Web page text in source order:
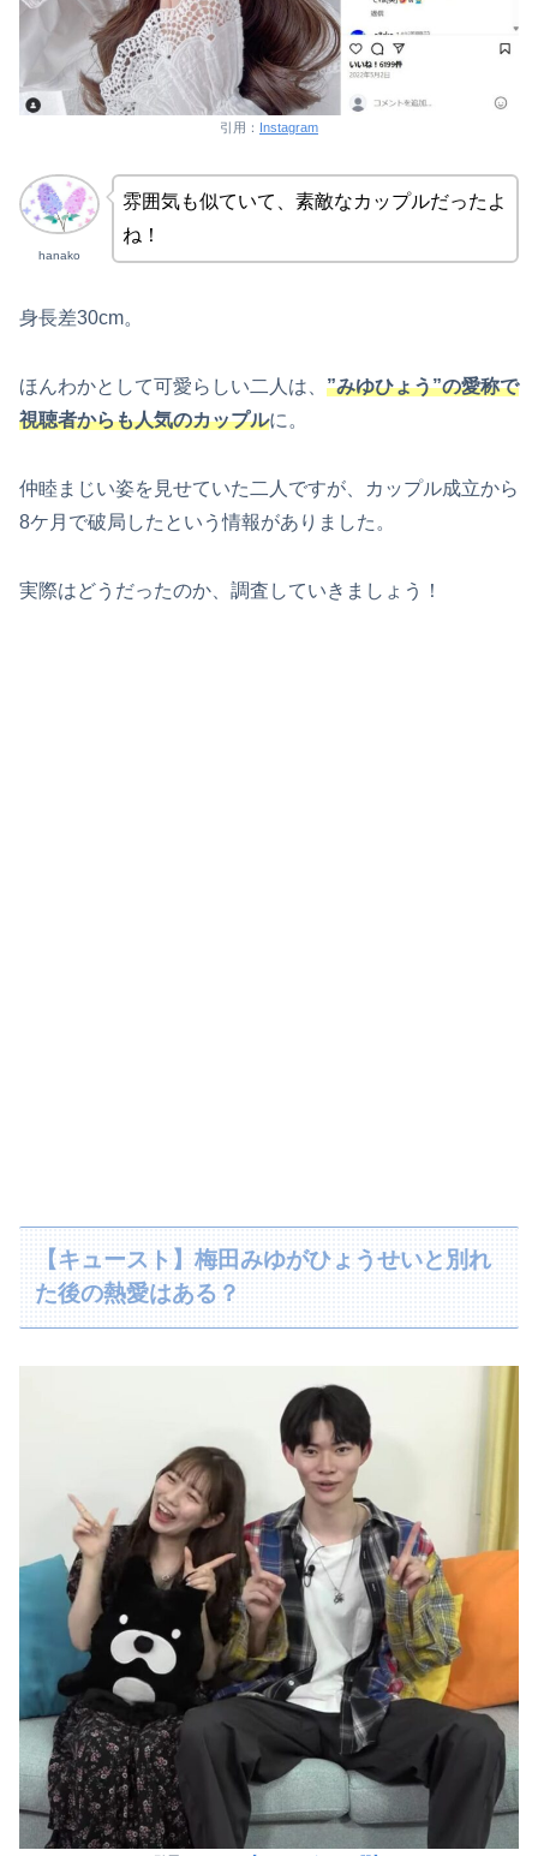
引用： Instagram
hanako
雰囲気も似ていて、素敵なカップルだったよ
ね！
身長差30cm。
ほんわかとして可愛らしい二人は、 ”みゆひょう”の愛称で
視聴者からも人気のカップルに。
仲睦まじい姿を見せていた二人ですが、カップル成立から
8ケ月で破局したという情報がありました。
実際はどうだったのか、調査していきましょう！
【キュースト】梅田みゆがひょうせいと別れ
た後の熱愛はある？